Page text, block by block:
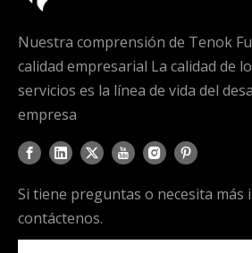
Nuestra comprensión de Tenok
calidad empresarial La calidad de
servicios es la línea de vida del
empresa
Si tiene preguntas o necesita más
contáctenos.